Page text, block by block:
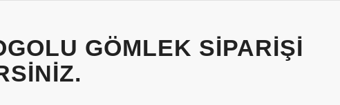
GÖMLEK SIPARIŞI